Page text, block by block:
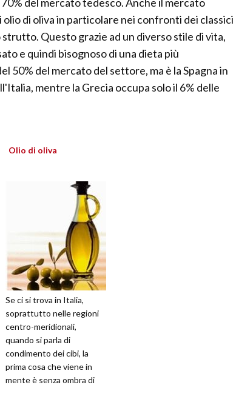
di oliva in particolare nei confronti dei classici
Questo grazie ad un diverso stile di vita,
e quindi bisognoso di una dieta più
50% del mercato del settore, ma è la Spagna in
mentre la Grecia occupa solo il 6% delle
Olio di oliva
Se ci si trova in Italia,
soprattutto nelle regioni
centro-meridionali,
quando si parla di
condimento dei cibi, la
prima cosa che viene in
mente è senza ombra di